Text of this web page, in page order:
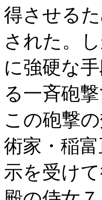
得させる
された。
に強硬な
る一斉砲撃
この砲撃
術家・稲
示を受け